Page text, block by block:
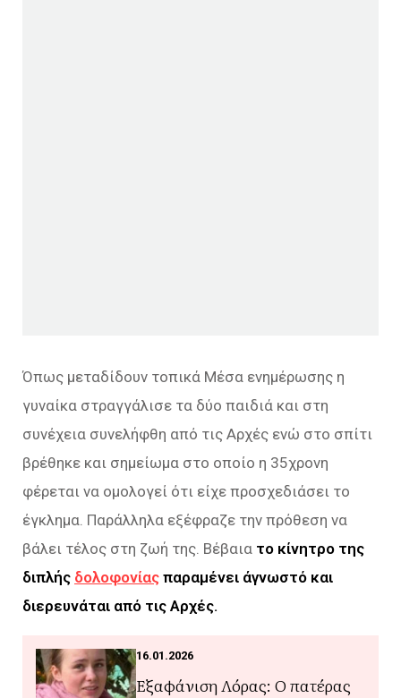
Όπως μεταδίδουν τοπικά Μέσα ενημέρωσης η
γυναίκα στραγγάλισε τα δύο παιδιά και στη
συνέχεια συνελήφθη από τις Αρχές ενώ στο σπίτι
βρέθηκε και σημείωμα στο οποίο η 35χρονη
φέρεται να ομολογεί ότι είχε προσχεδιάσει το
έγκλημα. Παράλληλα εξέφραζε την πρόθεση να
βάλει τέλος στη ζωή της. Βέβαια το κίνητρο της
διπλής δολοφονίας παραμένει άγνωστό και
διερευνάται από τις Αρχές.
16.01.2026
Εξαφάνιση Λόρας: Ο πατέρας